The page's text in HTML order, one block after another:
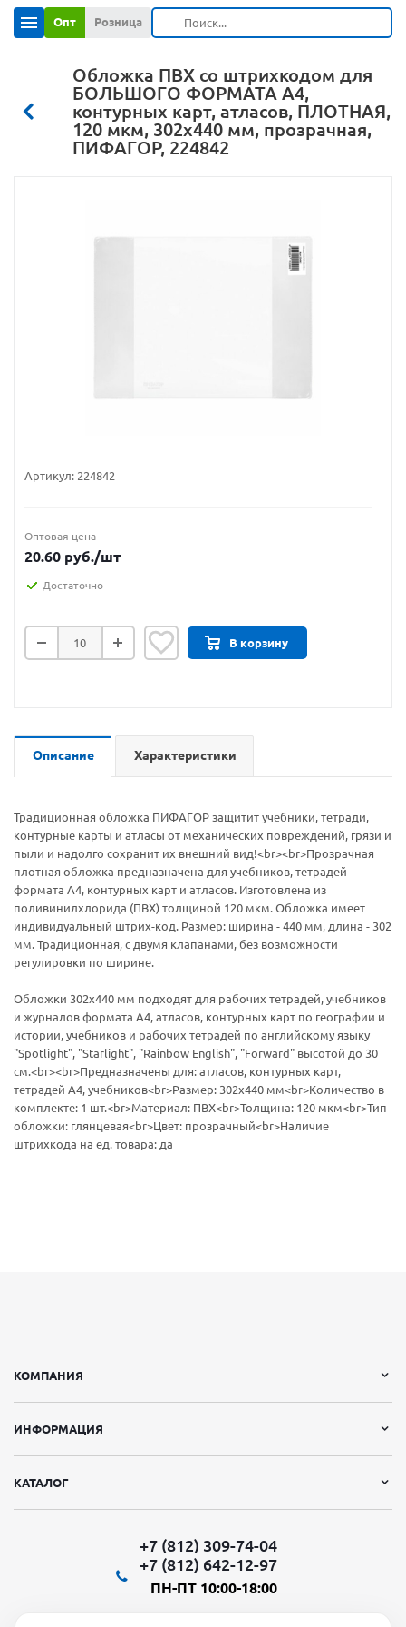
Опт Розница
Обложка ПВХ со штрихкодом для
БОЛЬШОГО ФОРМАТА A4,
контурных карт, атласов, ПЛОТНАЯ,
120 мкм, 302х440 мм, прозрачная,
ПИФАГОР, 224842
Артикул: 224842
Оптовая цена
20.60 руб./шт
Достаточно
В корзину
Описание Характеристики
Традиционная обложка ПИФАГОР защитит учебники, тетради,
контурные карты и атласы от механических повреждений, грязи и
пыли и надолго сохранит их внешний вид!<br><br>Прозрачная
плотная обложка предназначена для учебников, тетрадей
формата А4, контурных карт и атласов. Изготовлена из
поливинилхлорида (ПВХ) толщиной 120 мкм. Обложка имеет
индивидуальный штрих-код. Размер: ширина - 440 мм, длина - 302
мм. Традиционная, с двумя клапанами, без возможности
регулировки по ширине.
Обложки 302х440 мм подходят для рабочих тетрадей, учебников
и журналов формата А4, атласов, контурных карт по географии и
истории, учебников и рабочих тетрадей по английскому языку
"Spotlight", "Starlight", "Rainbow English", "Forward" высотой до 30
см.<br><br>Предназначены для: атласов, контурных карт,
тетрадей А4, учебников<br>Размер: 302х440 мм<br>Количество в
комплекте: 1 шт.<br>Материал: ПВХ<br>Толщина: 120 мкм<br>Тип
обложки: глянцевая<br>Цвет: прозрачный<br>Наличие
штрихкода на ед. товара: да
КОМПАНИЯ
ИНФОРМАЦИЯ
КАТАЛОГ
+7 (812) 309-74-04
+7 (812) 642-12-97
ПН-ПТ 10:00-18:00